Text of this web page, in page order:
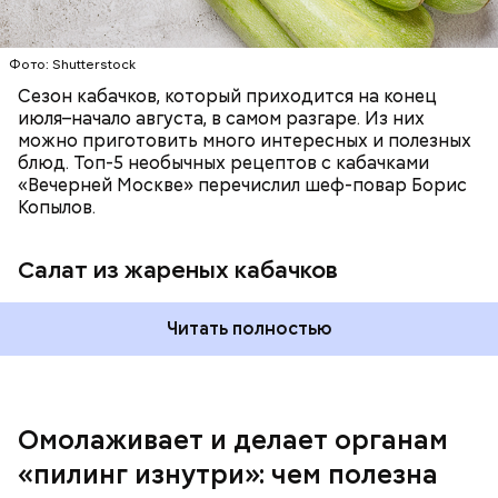
Фото: Shutterstock
Сезон кабачков, который приходится на конец
июля–начало августа, в самом разгаре. Из них
можно приготовить много интересных и полезных
блюд. Топ-5 необычных рецептов с кабачками
«Вечерней Москве» перечислил шеф-повар Борис
Копылов.
Салат из жареных кабачков
Читать полностью
Омолаживает и делает органам
«пилинг изнутри»: чем полезна
кремний — укрепляет кости, зубы, волосы и
ногти и оказывает омолаживающее действие;
клетчатка — достаточно нежная и забирает
излишки холестерина, сахара и соли тяжелых
Вред дыни
Фото: Shutterstock